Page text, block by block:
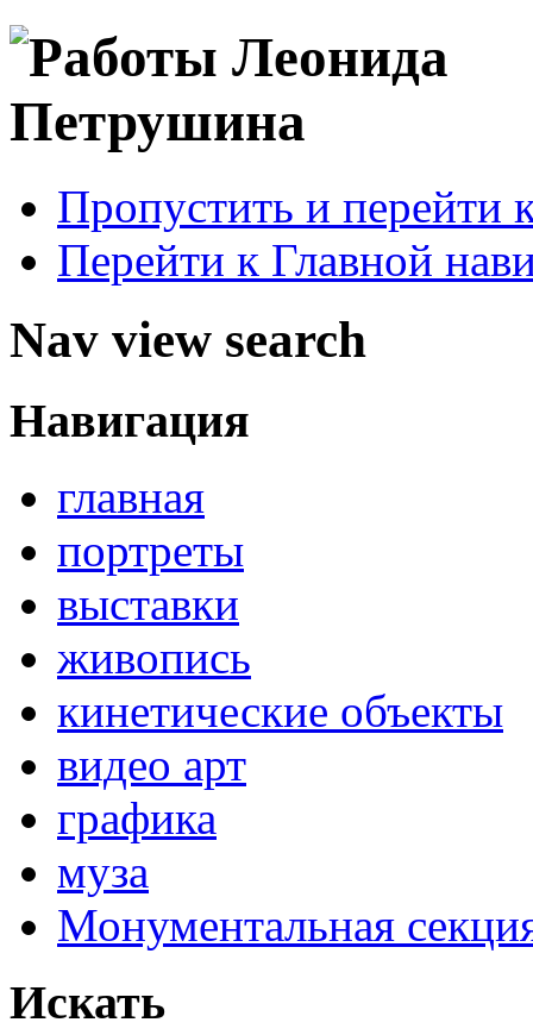
Пропустить и перейти
Перейти к Главной
Nav view search
Навигация
главная
портреты
выставки
живопись
кинетические объекты
видео арт
графика
муза
Монументальная
Искать